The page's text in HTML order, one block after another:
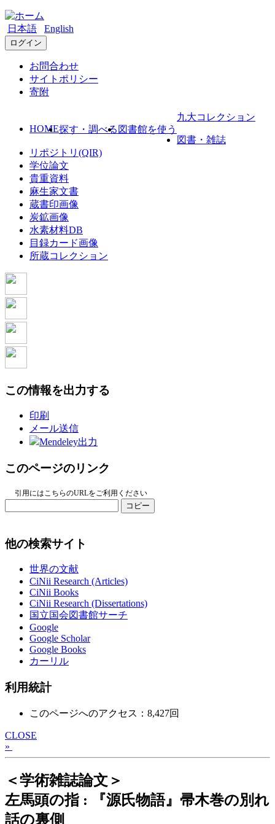
日本語 English
ログイン
お問合わせ
サイトポリシー
寄附
HOME探す・調べる 図書館を使う
九大コレクション
図書・雑誌
リポジトリ(QIR)
学位論文
貴重資料
麻生家文書
蔵書印画像
炭鉱画像
水素材料DB
目録カード画像
所蔵コレクション
この情報を出力する
印刷
メール送信
Mendeley出力
このページのリンク
引用にはこちらのURLをご利用ください
コピー
他の検索サイト
世界の文献
CiNii Research (Articles)
CiNii Books
CiNii Research (Dissertations)
国立国会図書館サーチ
Google
Google Scholar
Google Books
カーリル
利用統計
このページへのアクセス：8,427回
CLOSE
»
＜学術雑誌論文＞
左馬頭の指 : 『源氏物語』帚木巻の別れ
話の裏側